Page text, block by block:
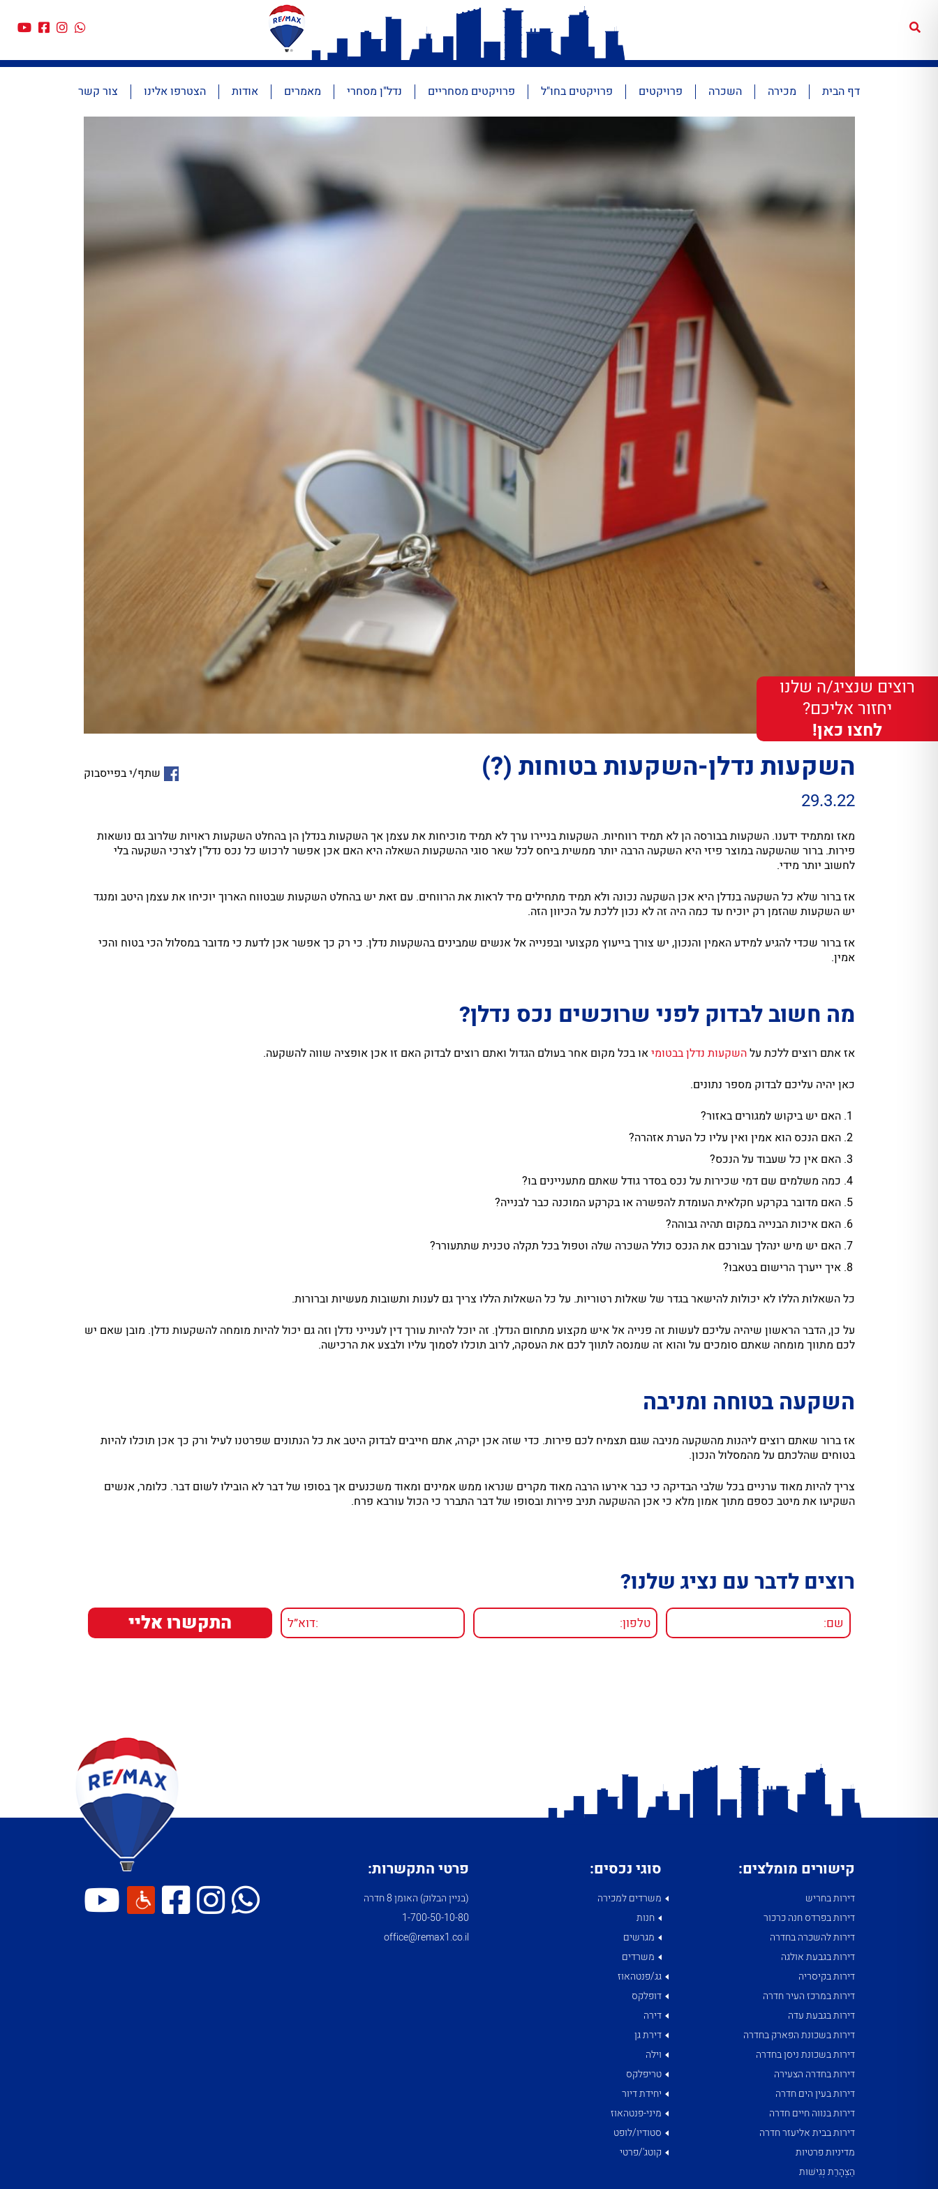
דף הבית מכירה השכרה פרויקטים פרויקטים בחו"ל פרויקטים מסחריים נדל"ן מסחרי מאמרים אודות הצטרפו אלינו צור קשר
השקעות נדלן-השקעות בטוחות (?) שתף/י בפייסבוק
29.3.22
מאז ומתמיד ידענו. השקעות בבורסה הן לא תמיד רווחיות. השקעות בניירו ערך לא תמיד מוכיחות את עצמן אך השקעות בנדלן הן בהחלט השקעות ראויות שלרוב גם נושאות
פירות. ברור שהשקעה במוצר פיזי היא השקעה הרבה יותר ממשית ביחס לכל שאר סוגי ההשקעות השאלה היא האם אכן אפשר לרכוש כל נכס נדל"ן לצרכי השקעה בלי
לחשוב יותר מידי.
אז ברור שלא כל השקעה בנדלן היא אכן השקעה נכונה ולא תמיד מתחילים מיד לראות את הרווחים. עם זאת יש בהחלט השקעות שבטווח הארוך יוכיחו את עצמן היטב ומנגד
יש השקעות שהזמן רק יוכיח עד כמה היה זה לא נכון ללכת על הכיוון הזה.
אז ברור שכדי להגיע למידע האמין והנכון, יש צורך בייעוץ מקצועי ובפנייה אל אנשים שמבינים בהשקעות נדלן. כי רק כך אפשר אכן לדעת כי מדובר במסלול הכי בטוח והכי
אמין.
מה חשוב לבדוק לפני שרוכשים נכס נדלן?
אז אתם רוצים ללכת עלהשקעות נדלןבבטומיאו בכל מקום אחר בעולם הגדול ואתם רוצים לבדוק האם זו אכן אופציה שווה להשקעה.
כאן יהיה עליכם לבדוק מספר נתונים.
האם יש ביקוש למגורים באזור?
האם הנכס הוא אמין ואין עליו כל הערת אזהרה?
האם אין כל שעבוד על הנכס?
כמה משלמים שם דמי שכירות על נכס בסדר גודל שאתם מתעניינים בו?
האם מדובר בקרקע חקלאית העומדת להפשרה או בקרקע המוכנה כבר לבנייה?
האם איכות הבנייה במקום תהיה גבוהה?
האם יש מיש ינהלך עבורכם את הנכס כולל השכרה שלה וטפול בכל תקלה טכנית שתתעורר?
איך ייערך הרישום בטאבו?
כל השאלות הללו לא יכולות להישאר בגדר של שאלות רטוריות. על כל השאלות הללו צריך גם לענות ותשובות מעשיות וברורות.
על כן, הדבר הראשון שיהיה עליכם לעשות זה פנייה אל איש מקצוע מתחום הנדלן. זה יוכל להיות עורך דין לענייני נדלן וזה גם יכול להיות מומחה להשקעות נדלן. מובן שאם יש
לכם מתווך מומחה שאתם סומכים על והוא זה שמנסה לתווך לכם את העסקה, לרוב תוכלו לסמוך עליו ולבצע את הרכישה.
השקעה בטוחה ומניבה
אז ברור שאתם רוצים ליהנות מהשקעה מניבה שגם תצמיח לכם פירות. כדי שזה אכן יקרה, אתם חייבים לבדוק היטב את כל הנתונים שפרטנו לעיל ורק כך אכן תוכלו להיות
בטוחים שהלכתם על מהמסלול הנכון.
צריך להיות מאוד ערניים בכל שלבי הבדיקה כי כבר אירעו הרבה מאוד מקרים שנראו ממש אמינים ומאוד משכנעים אך בסופו של דבר לא הובילו לשום דבר. כלומר, אנשים
השקיעו את מיטב כספם מתוך אמון מלא כי אכן ההשקעה תניב פירות ובסופו של דבר התברר כי הכול עורבא פרח.
רוצים לדבר עם נציג שלנו?
רוצים שנציג/ה שלנו
יחזור אליכם?
לחצו כאן!
קישורים מומלצים:
דירות בחריש
דירות בפרדס חנה כרכור
דירות להשכרה בחדרה
דירות בגבעת אולגה
דירות בקיסריה
דירות במרכז העיר חדרה
דירות בגבעת עדה
דירות בשכונת הפארק בחדרה
דירות בשכונת ניסן בחדרה
דירות בחדרה הצעירה
דירות בעין הים חדרה
דירות בנווה חיים חדרה
דירות בבית אליעזר חדרה
מדיניות פרטיות
הַצְהָרַת נְגִישׁוּת
סוגי נכסים:
משרדים למכירה
חנות
מגרשים
משרדים
גג/פנטהאוז
דופלקס
דירה
דירת גן
וילה
טריפלקס
יחידת דיור
מיני-פנטהאוז
סטודיו/לופט
קוטג'/פרטי
פרטי התקשרות:
(בניין הבלוק) האומן 8 חדרה
1­-700­-50-­10-­80
office@remax1.co.il